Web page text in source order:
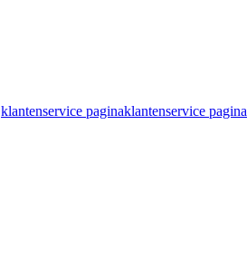
klantenservice paginaklantenservice pagina